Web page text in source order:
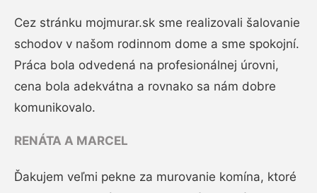
Cez stránku mojmurar.sk sme realizovali šalovanie
schodov v našom rodinnom dome a sme spokojní.
Práca bola odvedená na profesionálnej úrovni,
cena bola adekvátna a rovnako sa nám dobre
komunikovalo.
RENÁTA A MARCEL
Ďakujem veľmi pekne za murovanie komína, ktoré